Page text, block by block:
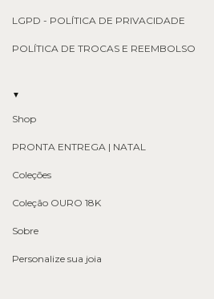
LGPD - POLÍTICA DE PRIVACIDADE
POLÍTICA DE TROCAS E REEMBOLSO
▼
Shop
PRONTA ENTREGA | NATAL
Coleções
Coleção OURO 18K
Sobre
Personalize sua joia